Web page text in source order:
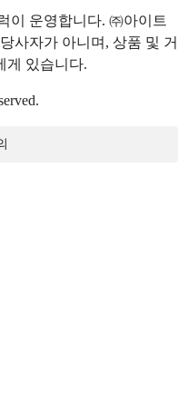
이 운영합니다. ㈜아이트
사자가 아니며, 상품 및 거
게 있습니다.